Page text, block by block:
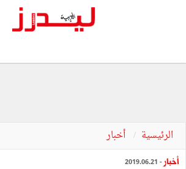
الرئيسية أخبار
أخبار - 2019.06.21